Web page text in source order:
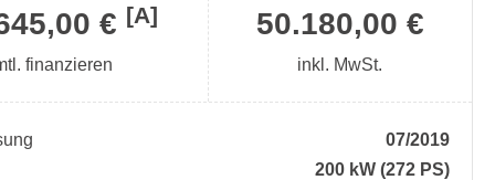
50.180,00 €
inkl. MwSt.
€ [A]
finanzieren
07/2019
200 kW (272 PS)